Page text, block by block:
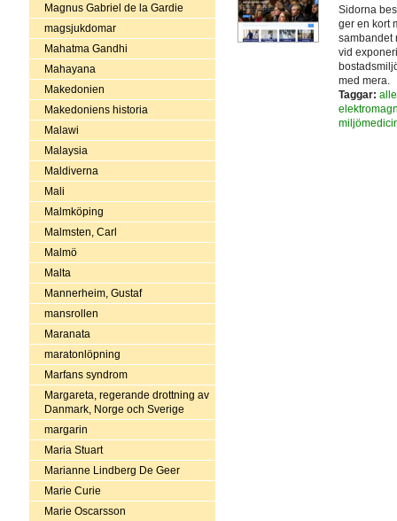
Magnus Gabriel de la Gardie
magsjukdomar
Mahatma Gandhi
Mahayana
Makedonien
Makedoniens historia
Malawi
Malaysia
Maldiverna
Mali
Malmköping
Malmsten, Carl
Malmö
Malta
Mannerheim, Gustaf
mansrollen
Maranata
maratonlöpning
Marfans syndrom
Margareta, regerande drottning av
Danmark, Norge och Sverige
margarin
Maria Stuart
Marianne Lindberg De Geer
Marie Curie
Marie Oscarsson
Sidorna
ger en kort
sambandet
vid
med mera.
Taggar: